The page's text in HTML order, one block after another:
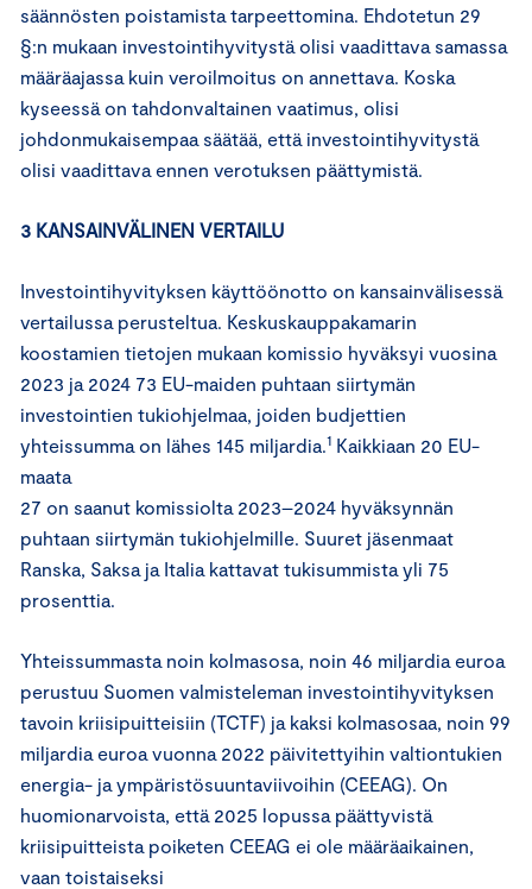
säännösten poistamista tarpeettomina. Ehdotetun 29
§:n mukaan investointihyvitystä olisi vaadittava samassa
määräajassa kuin veroilmoitus on annettava. Koska
kyseessä on tahdonvaltainen vaatimus, olisi
johdonmukaisempaa säätää, että investointihyvitystä
olisi vaadittava ennen verotuksen päättymistä.
3 KANSAINVÄLINEN VERTAILU
Investointihyvityksen käyttöönotto on kansainvälisessä
vertailussa perusteltua. Keskuskauppakamarin
koostamien tietojen mukaan komissio hyväksyi vuosina
2023 ja 2024 73 EU-maiden puhtaan siirtymän
investointien tukiohjelmaa, joiden budjettien
yhteissumma on lähes 145 miljardia.1 Kaikkiaan 20 EU-
maata
27 on saanut komissiolta 2023–2024 hyväksynnän
puhtaan siirtymän tukiohjelmille. Suuret jäsenmaat
Ranska, Saksa ja Italia kattavat tukisummista yli 75
prosenttia.
Yhteissummasta noin kolmasosa, noin 46 miljardia euroa
perustuu Suomen valmisteleman investointihyvityksen
tavoin kriisipuitteisiin (TCTF) ja kaksi kolmasosaa, noin 99
miljardia euroa vuonna 2022 päivitettyihin valtiontukien
energia- ja ympäristösuuntaviivoihin (CEEAG). On
huomionarvoista, että 2025 lopussa päättyvistä
kriisipuitteista poiketen CEEAG ei ole määräaikainen,
vaan toistaiseksi